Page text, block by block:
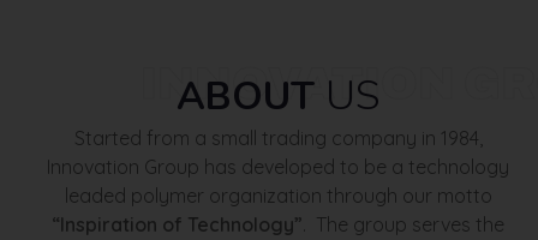
INNOVATION
ABOUT US
Started from a small trading company in 1984,
Innovation Group has developed to be a technology
leaded polymer organization through our motto
“Inspiration of Technology”. The group serves the